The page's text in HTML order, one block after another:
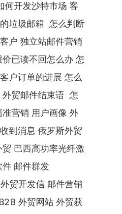
何开发沙特市场 客
垃圾邮箱  怎么判断
户 独立站邮件营销
已读不回怎么办 怎
户订单的进展 怎么
贸邮件结束语  怎
营销 用户画像 外
到消息 俄罗斯外贸
巴西高功率光纤激
邮件群发
贸开发信 邮件营销
外贸网站 外贸获